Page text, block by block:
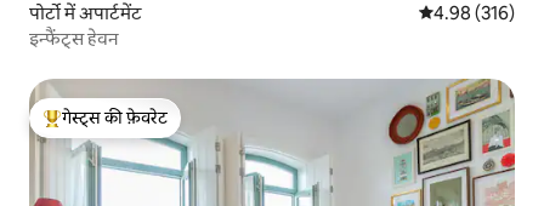
पोर्टो में अपार्टमेंट औसत रेटिंग 5 में से
4.98 (316)
इन्फैंट्स हेवन
गेस्ट्स का टॉप फ़ेवरेट
गेस्ट्स की फ़ेवरेट